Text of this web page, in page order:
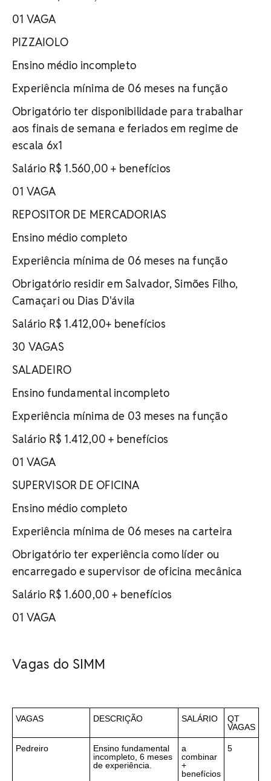
01 VAGA
PIZZAIOLO
Ensino médio incompleto
Experiência mínima de 06 meses na função
Obrigatório ter disponibilidade para trabalhar
aos finais de semana e feriados em regime de
escala 6x1
Salário R$ 1.560,00 + benefícios
01 VAGA
REPOSITOR DE MERCADORIAS
Ensino médio completo
Experiência mínima de 06 meses na função
Obrigatório residir em Salvador, Simões Filho,
Camaçari ou Dias D'ávila
Salário R$ 1.412,00+ benefícios
30 VAGAS
SALADEIRO
Ensino fundamental incompleto
Experiência mínima de 03 meses na função
Salário R$ 1.412,00 + benefícios
01 VAGA
SUPERVISOR DE OFICINA
Ensino médio completo
Experiência mínima de 06 meses na carteira
Obrigatório ter experiência como líder ou
encarregado e supervisor de oficina mecânica
Salário R$ 1.600,00 + benefícios
01 VAGA
Vagas do SIMM
VAGAS DESCRIÇÃO SALÁRIO
QT
VAGAS
Pedreiro
Ensino fundamental
incompleto, 6 meses
de experiência.
a
combinar
+
benefícios
5